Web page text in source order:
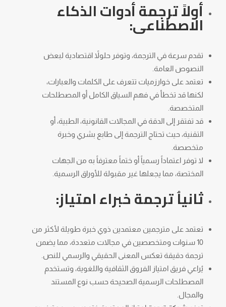
أولاً ترجمة أدوات الذكاء
الاصطناعى:
تقدم سرعة في الترجمة، وتوفر حلولاً اقتصادية لبعض
النصوص العامة.
تعتمد على خوارزميات تتعرف على الكلمات والعبارات،
لكنها قد تخطأ في فهم السياق الكامل أو المصطلحات
المتخصصة.
قد تفتقر إلى الدقة في المجالات القانونية، الطبية، أو
التقنية، حيث تحتاج الترجمة إلى طابع بشري وخبرة
متخصصة.
لا توفر اعتماداً رسمياً أو ختماً معترفاً به من الجهات
المختصة، مما يجعلها غير مقبولة للأوراق الرسمية.
ثانياُ ترجمة خبراء امتياز:
تعتمد على مترجمين معتمدين ذوي خبرة طويلة لأكثر من
10 سنوات ومتخصصين في مجالات متعددة، مما يضمن
ترجمة دقيقة تعكس المعنى الحقيقي والرسمي للنص.
يُراعي فريق امتياز الفروق الثقافية واللغوية، وتستخدم
المصطلحات الرسمية الصحيحة حسب نوع المستند
والمجال.